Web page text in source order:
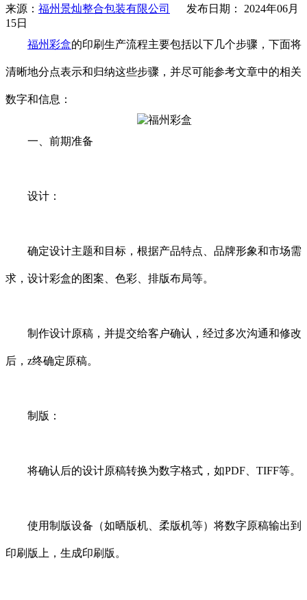
来源： 福州景灿整合包装有限公司
发布日期： 2024年06月
15日
福州彩盒的印刷生产流程主要包括以下几个步骤，下面将
清晰地分点表示和归纳这些步骤，并尽可能参考文章中的相关
数字和信息：
一、前期准备
设计：
确定设计主题和目标，根据产品特点、品牌形象和市场需
求，设计彩盒的图案、色彩、排版布局等。
制作设计原稿，并提交给客户确认，经过多次沟通和修改
后，z终确定原稿。
制版：
将确认后的设计原稿转换为数字格式，如PDF、TIFF等。
使用制版设备（如晒版机、柔版机等）将数字原稿输出到
印刷版上，生成印刷版。